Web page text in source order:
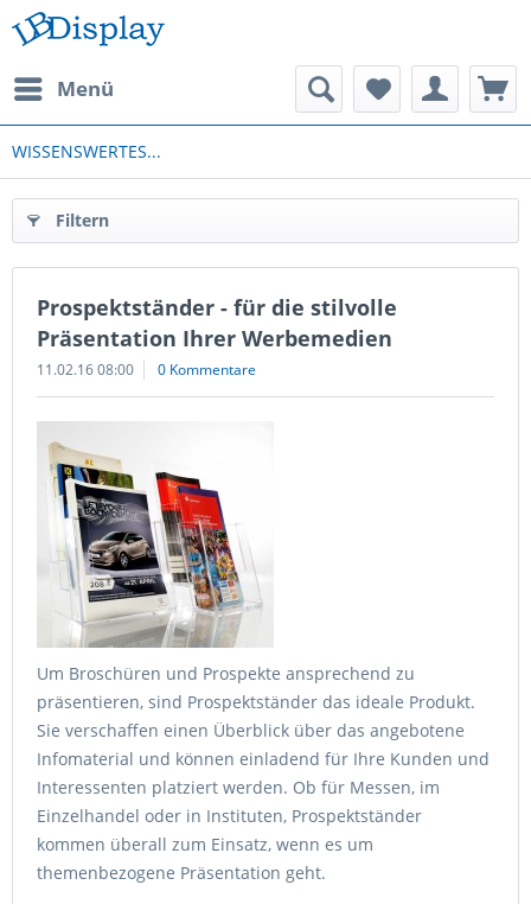
Menü
WISSENSWERTES...
Filtern
Prospektständer - für die stilvolle
Präsentation Ihrer Werbemedien
11.02.16 08:00 0 Kommentare
Um Broschüren und Prospekte ansprechend zu
präsentieren, sind Prospektständer das ideale Produkt.
Sie verschaffen einen Überblick über das angebotene
Infomaterial und können einladend für Ihre Kunden und
Interessenten platziert werden. Ob für Messen, im
Einzelhandel oder in Instituten, Prospektständer
kommen überall zum Einsatz, wenn es um
themenbezogene Präsentation geht.